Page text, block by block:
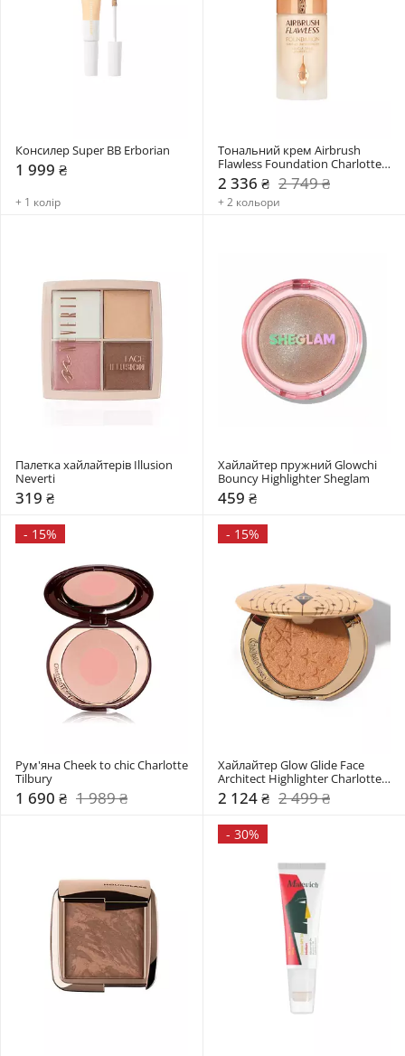
Консилер Super BB Erborian
1 999 ₴
+ 1 колір
Тональний крем Airbrush
Flawless Foundation Charlotte
Tilbury
2 336 ₴ 2 749 ₴
+ 2 кольори
Палетка хайлайтерів Illusion
Neverti
319 ₴
Хайлайтер пружний Glowchi
Bouncy Highlighter Sheglam
459 ₴
- 15%
Рум'яна Cheek to chic Charlotte
Tilbury
1 690 ₴ 1 989 ₴
- 15%
Хайлайтер Glow Glide Face
Architect Highlighter Charlotte
Tilbury
2 124 ₴ 2 499 ₴
- 30%